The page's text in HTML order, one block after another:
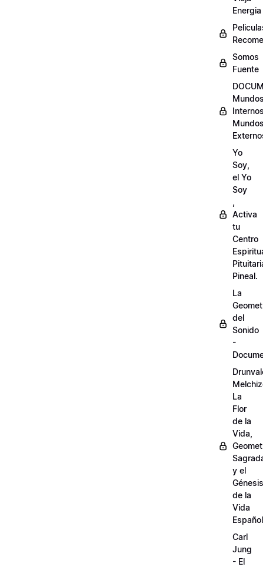
Energia
Somos
Fuente
Yo
Soy,
el Yo
Soy
Activa
tu
Centro
Pineal.
La
del
Sonido
-
La
Flor
de la
Vida,
y el
Génesis
de la
Vida
Español
Carl
Jung
- El